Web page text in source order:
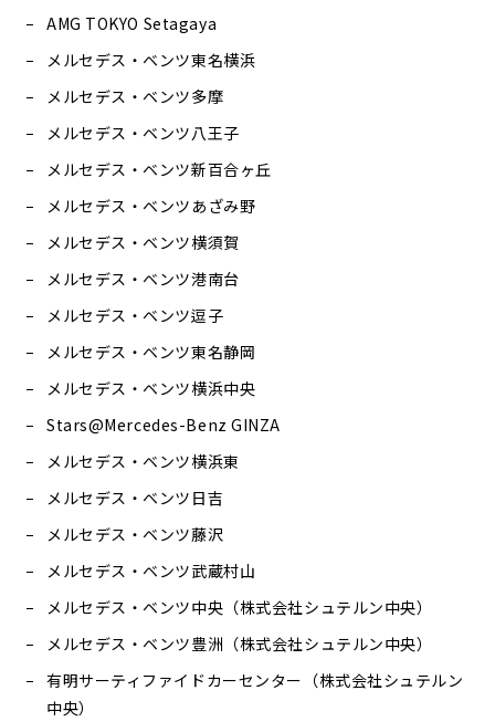
AMG TOKYO Setagaya
メルセデス・ベンツ東名横浜
メルセデス・ベンツ多摩
メルセデス・ベンツ八王子
メルセデス・ベンツ新百合ヶ丘
メルセデス・ベンツあざみ野
メルセデス・ベンツ横須賀
メルセデス・ベンツ港南台
メルセデス・ベンツ逗子
メルセデス・ベンツ東名静岡
メルセデス・ベンツ横浜中央
Stars@Mercedes-Benz GINZA
メルセデス・ベンツ横浜東
メルセデス・ベンツ日吉
メルセデス・ベンツ藤沢
メルセデス・ベンツ武蔵村山
メルセデス・ベンツ中央（株式会社シュテルン中央）
メルセデス・ベンツ豊洲（株式会社シュテルン中央）
有明サーティファイドカーセンター（株式会社シュテルン
中央）